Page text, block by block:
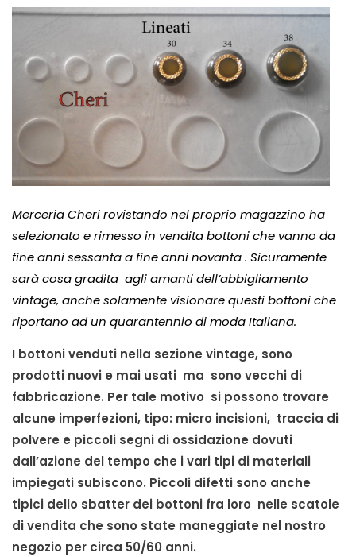
Merceria Cheri rovistando nel proprio magazzino ha
selezionato e rimesso in vendita bottoni che vanno da
fine anni sessanta a fine anni novanta . Sicuramente
sarà cosa gradita agli amanti dell’abbigliamento
vintage, anche solamente visionare questi bottoni che
riportano ad un quarantennio di moda Italiana.
I bottoni venduti nella sezione vintage, sono
prodotti nuovi e mai usati ma sono vecchi di
fabbricazione. Per tale motivo si possono trovare
alcune imperfezioni, tipo: micro incisioni, traccia di
polvere e piccoli segni di ossidazione dovuti
dall’azione del tempo che i vari tipi di materiali
impiegati subiscono. Piccoli difetti sono anche
tipici dello sbatter dei bottoni fra loro nelle scatole
di vendita che sono state maneggiate nel nostro
negozio per circa 50/60 anni.